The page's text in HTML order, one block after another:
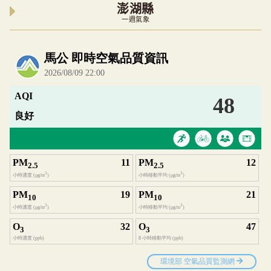
澎湖縣
一週氣象
內嵌空氣品質小工具為視覺預覽，完整即時空